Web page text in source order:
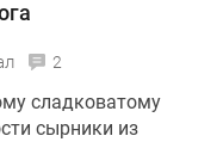
2
сладковатому
сырники из